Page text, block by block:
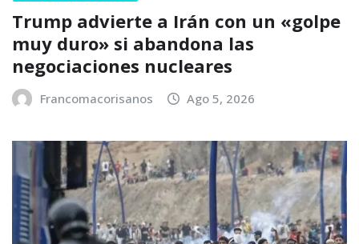
Trump advierte a Irán con un «golpe
muy duro» si abandona las
negociaciones nucleares
Francomacorisanos Ago 5, 2026